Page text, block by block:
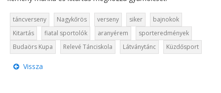
táncverseny Nagykőrös verseny siker
bajnokok
Kitartás
fiatal sportolók aranyérem
sporteredmények
Budaörs Kupa
Relevé Tánciskola Látványtánc Küzdősport
Vissza